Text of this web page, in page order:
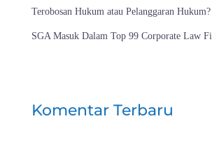
Terobosan Hukum atau Pelanggaran Hukum?
SGA Masuk Dalam Top 99 Corporate Law
Komentar Terbaru